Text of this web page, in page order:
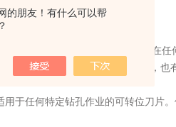
的朋友！有什么可以帮
可调节的镗孔精加工工具，可安装在
刀片轴向定位在镗杆前部的后面，
用于任何特定钻孔作业的可转位刀片